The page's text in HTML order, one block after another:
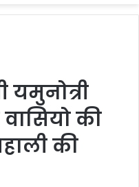
यमुनोत्री
की
की